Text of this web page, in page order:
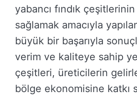
yabancı fındık
sağlamak amacıyla
büyük bir başarıyla
verim ve kaliteye sahip
çeşitleri, üreticilerin
bölge ekonomisine katkı